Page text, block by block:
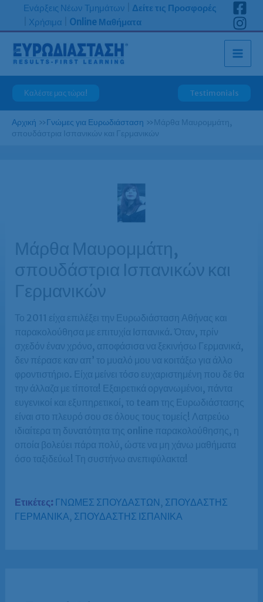
Μετάβαση
περιεχόμενο
Ενάρξεις Νέων Τμημάτων
Δείτε τις Προσφορές
Χρήσιμα Online Μαθήματα
Καλέστε μας τώρα! Testimonials
Αρχική »Γνώμες για Ευρωδιάσταση » Μάρθα Μαυρομμάτη,
σπουδάστρια Ισπανικών και Γερμανικών
Μάρθα Μαυρομμάτη,
σπουδάστρια Ισπανικών και
Γερμανικών
Το 2011 είχα επιλέξει την Ευρωδιάσταση Αθήνας και
παρακολούθησα με επιτυχία Ισπανικά. Όταν, πρίν
σχεδόν έναν χρόνο, αποφάσισα να ξεκινήσω Γερμανικά,
δεν πέρασε καν απ’ το μυαλό μου να κοιτάξω για άλλο
φροντιστήριο. Είχα μείνει τόσο ευχαριστημένη που δε θα
την άλλαζα με τίποτα! Εξαιρετικά οργανωμένοι, πάντα
ευγενικοί και εξυπηρετικοί, το team της Ευρωδιάστασης
είναι στο πλευρό σου σε όλους τους τομείς! Λατρεύω
ιδιαίτερα τη δυνατότητα της online παρακολούθησης, η
οποία βολεύει πάρα πολύ, ώστε να μη χάνω μαθήματα
όσο ταξιδεύω! Τη συστήνω ανεπιφύλακτα!
Ετικέτες: ΓΝΩΜΕΣ ΣΠΟΥΔΑΣΤΩΝ , ΣΠΟΥΔΑΣΤΗΣ
ΓΕΡΜΑΝΙΚΑ, ΣΠΟΥΔΑΣΤΗΣ ΙΣΠΑΝΙΚΑ